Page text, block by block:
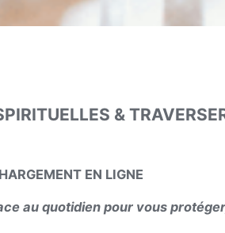
&
EN LIGNE
au quotidien pour vous